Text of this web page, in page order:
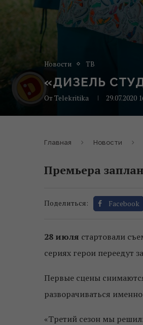
Новости ТВ
«ДИЗЕЛЬ
От Telekritika 29.07.2020
Главная Новости
Премьера
Поделиться: Facebook
28 июля стартовали
сериях герои переедут
Первые сцены
разворачиваться
«Третий сезон мы